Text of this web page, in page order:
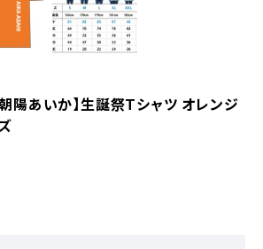
陽あいか】生誕祭Tシャツ オレンジ